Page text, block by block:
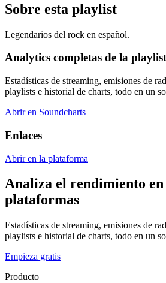
Sobre esta playlist
Legendarios del rock en español.
Analytics completas de la playlist
Estadísticas de streaming, emisiones de
playlists e historial de charts, todo en un
Abrir en Soundcharts
Enlaces
Abrir en la plataforma
Analiza el rendimiento en
plataformas
Estadísticas de streaming, emisiones de
playlists e historial de charts, todo en un
Empieza gratis
Producto